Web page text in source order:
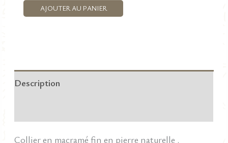
initial actuel
quantité
macramé
cornaline
AJOUTER AU PANIER
Description
Collier en macramé fin en pierre naturelle .